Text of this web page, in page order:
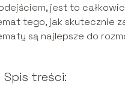
jest to
tego, jak skutecznie
są najlepsze do
Spis treści: